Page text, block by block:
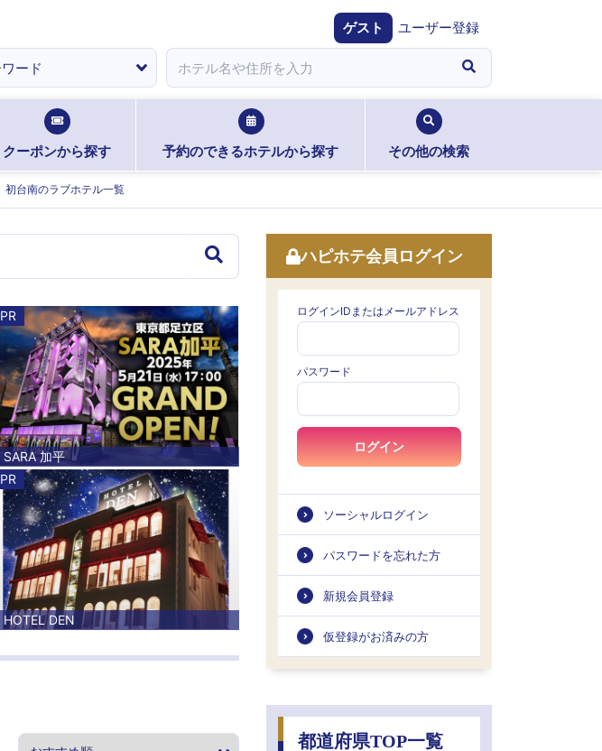
ゲスト ユーザー登録
クーポンから探す 予約のできるホテルから探す その他の検索
初台南のラブホテル一覧
PR
SARA 加平
PR
HOTEL DEN
ハピホテ会員ログイン
ログインIDまたはメールアドレス
パスワード
ログイン
ソーシャルログイン
パスワードを忘れた方
新規会員登録
仮登録がお済みの方
都道府県TOP一覧